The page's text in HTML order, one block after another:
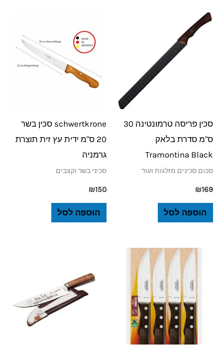
סכין פריסה טרמונטינה 30
ס"מ סדרת בלאק
Tramontina Black
סכום סכינים מזלגות ועוד
₪169
הוספה לסל
schwertkrone סכין בשר
20 ס"מ ידית עץ זית תוצרת
גרמניה
סכיני בשר וקצבים
₪150
הוספה לסל